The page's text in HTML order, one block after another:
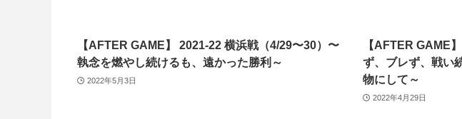
【AFTER GAME】 2021-22 横浜戦（4/29〜30）〜
執念を燃やし続けるも、遠かった勝利～
2022年5月3日
【AFTER GAME
ず、ブレず、戦い
物にして～
2022年4月29日